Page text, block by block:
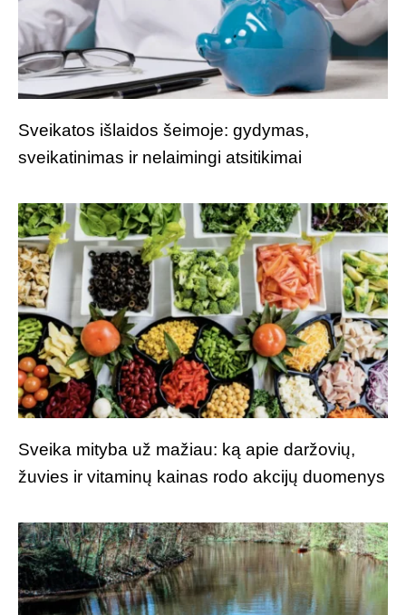
Sveikatos išlaidos šeimoje: gydymas,
sveikatinimas ir nelaimingi atsitikimai
Sveika mityba už mažiau: ką apie daržovių,
žuvies ir vitaminų kainas rodo akcijų duomenys